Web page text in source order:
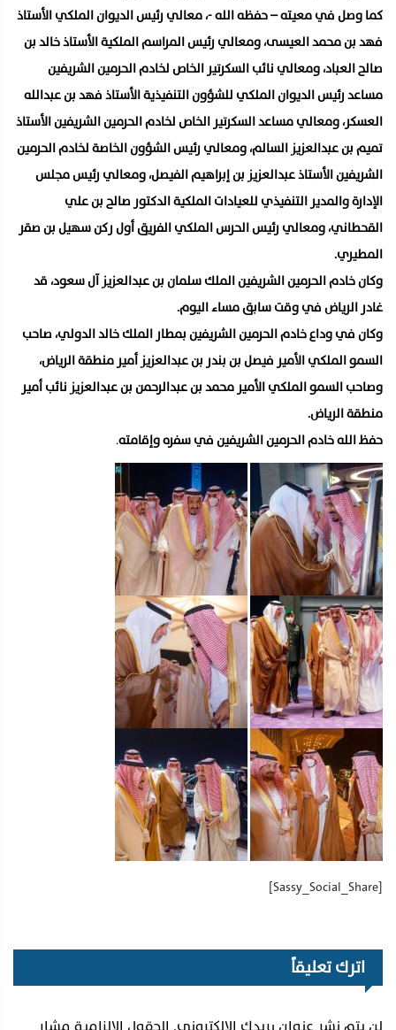
كما وصل في معيته – حفظه الله -، معالي رئيس الديوان الملكي الأستاذ
فهد بن محمد العيسى، ومعالي رئيس المراسم الملكية الأستاذ خالد بن
صالح العباد، ومعالي نائب السكرتير الخاص لخادم الحرمين الشريفين
مساعد رئيس الديوان الملكي للشؤون التنفيذية الأستاذ فهد بن عبدالله
العسكر، ومعالي مساعد السكرتير الخاص لخادم الحرمين الشريفين الأستاذ
تميم بن عبدالعزيز السالم، ومعالي رئيس الشؤون الخاصة لخادم الحرمين
الشريفين الأستاذ عبدالعزيز بن إبراهيم الفيصل، ومعالي رئيس مجلس
الإدارة والمدير التنفيذي للعيادات الملكية الدكتور صالح بن علي
القحطاني، ومعالي رئيس الحرس الملكي الفريق أول ركن سهيل بن صقر
المطيري.
وكان خادم الحرمين الشريفين الملك سلمان بن عبدالعزيز آل سعود، قد
غادر الرياض في وقت سابق مساء اليوم.
وكان في وداع خادم الحرمين الشريفين بمطار الملك خالد الدولي، صاحب
السمو الملكي الأمير فيصل بن بندر بن عبدالعزيز أمير منطقة الرياض،
وصاحب السمو الملكي الأمير محمد بن عبدالرحمن بن عبدالعزيز نائب أمير
منطقة الرياض.
حفظ الله خادم الحرمين الشريفين في سفره وإقامته.
[Sassy_Social_Share]
اترك تعليقاً